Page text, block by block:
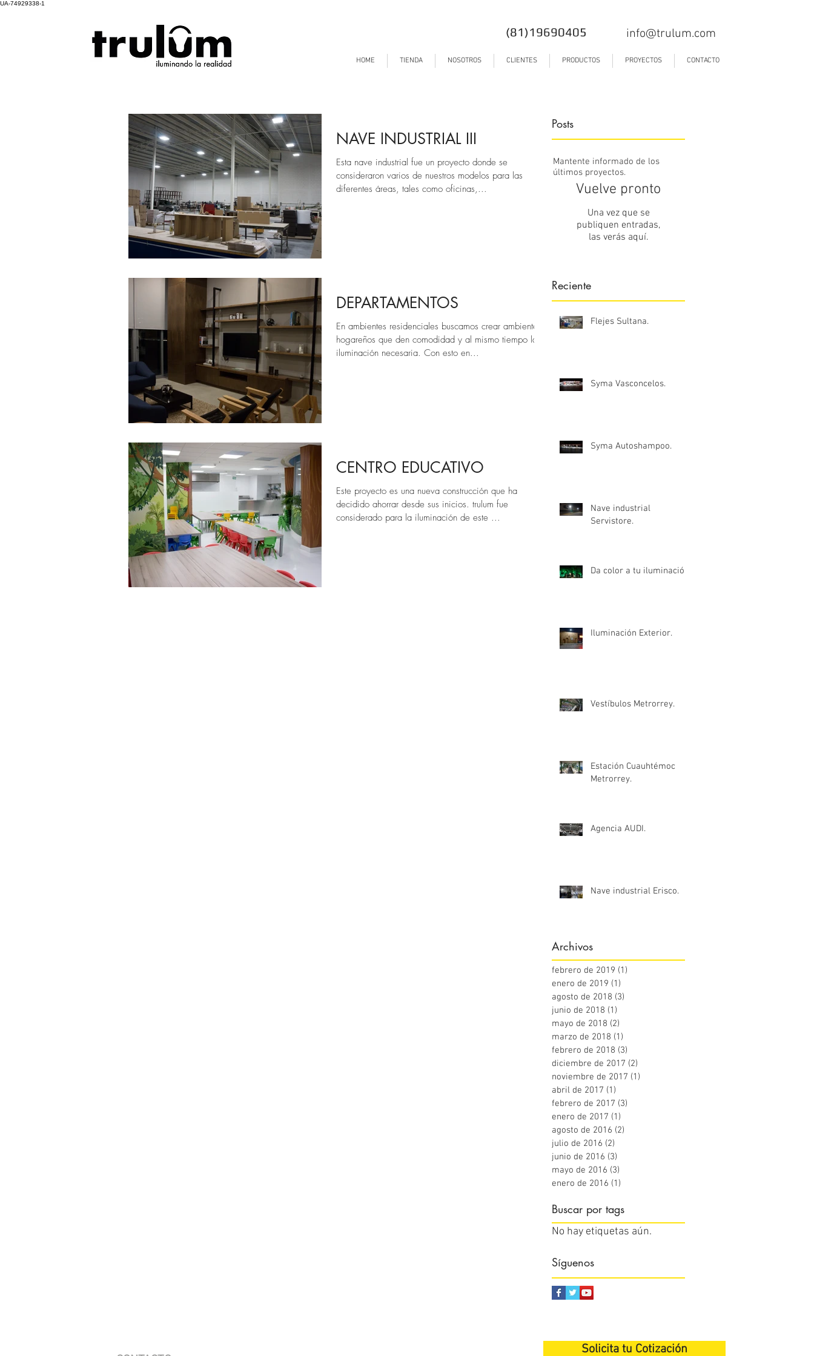
UA-74929338-1
(81)19690405 info@trulum.com
HOME TIENDA NOSOTROS CLIENTES PRODUCTOS PROYECTOS CONTACTO
NAVE INDUSTRIAL III
Esta nave industrial fue un proyecto donde se
consideraron varios de nuestros modelos para las
diferentes áreas, tales como oficinas,...
DEPARTAMENTOS
En ambientes residenciales buscamos crear ambientes
hogareños que den comodidad y al mismo tiempo la
iluminación necesaria. Con esto en...
CENTRO EDUCATIVO
Este proyecto es una nueva construcción que ha
decidido ahorrar desde sus inicios. trulum fue
considerado para la iluminación de este ...
Posts
Vuelve pronto
Una vez que se
publiquen entradas,
las verás aquí.
Mantente informado de los
últimos proyectos.
Reciente
Flejes Sultana.
Syma Vasconcelos.
Syma Autoshampoo.
Nave industrial
Servistore.
Da color a tu iluminación.
Iluminación Exterior.
Vestíbulos Metrorrey.
Estación Cuauhtémoc
Metrorrey.
Agencia AUDI.
Nave industrial Erisco.
Archivos
febrero de 2019 (1)
enero de 2019 (1)
agosto de 2018 (3)
junio de 2018 (1)
mayo de 2018 (2)
marzo de 2018 (1)
febrero de 2018 (3)
diciembre de 2017 (2)
noviembre de 2017 (1)
abril de 2017 (1)
febrero de 2017 (3)
enero de 2017 (1)
agosto de 2016 (2)
julio de 2016 (2)
junio de 2016 (3)
mayo de 2016 (3)
enero de 2016 (1)
Buscar por tags
No hay etiquetas aún.
Síguenos
Solicita tu Cotización